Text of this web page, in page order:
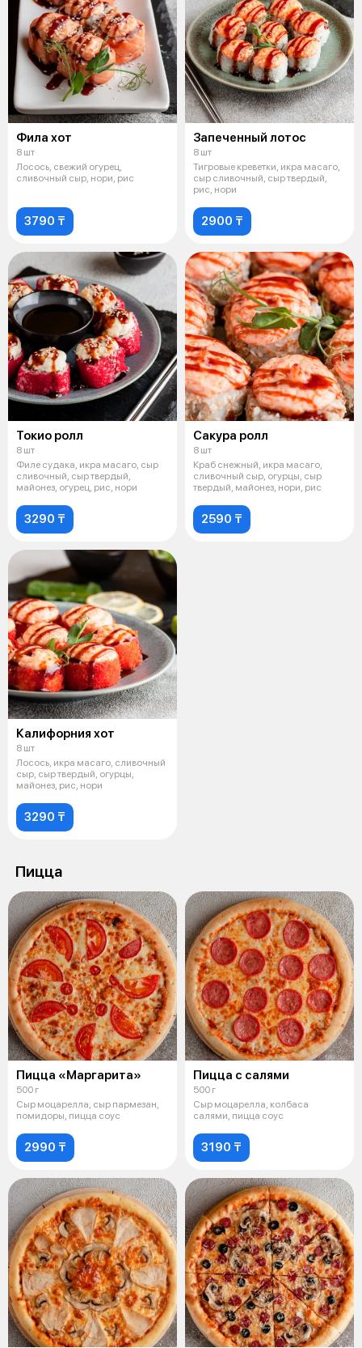
Фила хот
8 шт
Лосось, свежий огурец,
сливочный сыр, нори, рис
3790 ₸
Запеченный лотос
8 шт
Тигровые креветки, икра масаго,
сыр сливочный, сыр твердый,
рис, нори
2900 ₸
Токио ролл
8 шт
Филе судака, икра масаго, сыр
сливочный, сыр твердый,
майонез, огурец, рис, нори
3290 ₸
Сакура ролл
8 шт
Краб снежный, икра масаго,
сливочный сыр, огурцы, сыр
твердый, майонез, нори, рис
2590 ₸
Калифорния хот
8 шт
Лосось, икра масаго, сливочный
сыр, сыр твердый, огурцы,
майонез, рис, нори
3290 ₸
Пицца
Пицца «Маргарита»
500 г
Сыр моцарелла, сыр пармезан,
помидоры, пицца соус
2990 ₸
Пицца с салями
500 г
Сыр моцарелла, колбаса
салями, пицца соус
3190 ₸